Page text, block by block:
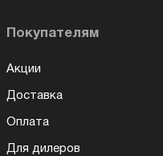
Покупателям
Акции
Доставка
Оплата
Для дилеров